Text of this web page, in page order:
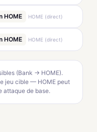
HOME HOME (direct)
HOME HOME (direct)
(Bank → HOME).
jeu cible — HOME peut
attaque de base.